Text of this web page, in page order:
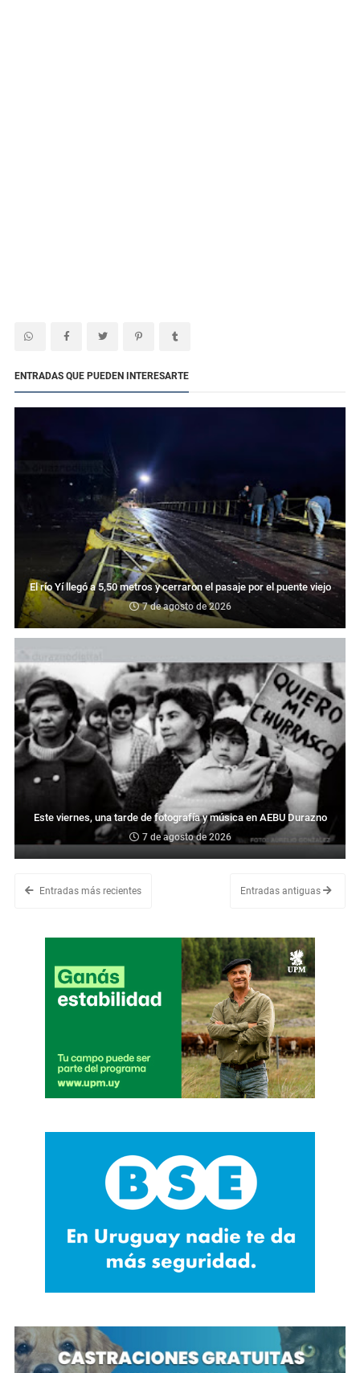
ENTRADAS QUE PUEDEN INTERESARTE
El río Yí llegó a 5,50 metros y cerraron el pasaje por el puente viejo
7 de agosto de 2026
Este viernes, una tarde de fotografía y música en AEBU Durazno
7 de agosto de 2026
Entradas más recientes Entradas antiguas